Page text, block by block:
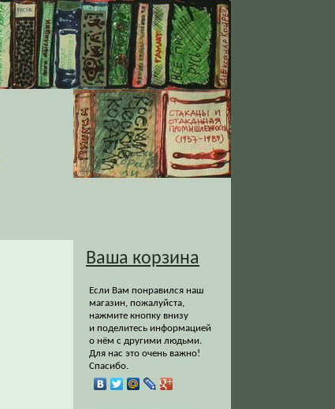
Ваша корзина
Если Вам понравился наш
магазин, пожалуйста,
нажмите кнопку внизу
и поделитесь информацией
о нём с другими людьми.
Для нас это очень важно!
Спасибо.